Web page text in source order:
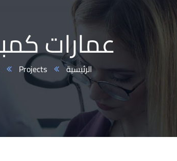
عمارات
الرئيسية Projects